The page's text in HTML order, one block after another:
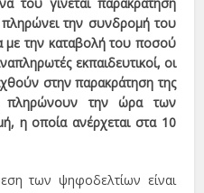
την συνδρομή του
την καταβολή του ποσού
εκπαιδευτικοί, οι
στην παρακράτηση της
την ώρα των
η οποία ανέρχεται στα 10
των ψηφοδελτίων είναι